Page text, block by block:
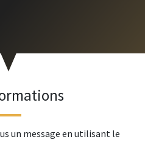
un message en utilisant le